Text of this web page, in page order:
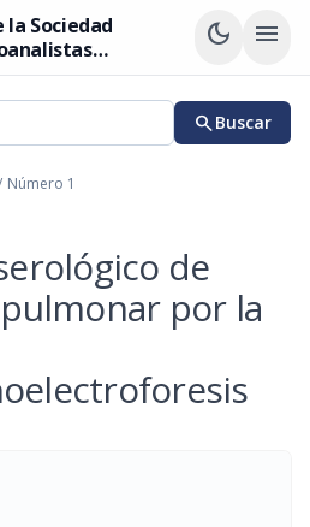
Sociedad
dark_mode menu
searchBuscar
Número 1
de
por la